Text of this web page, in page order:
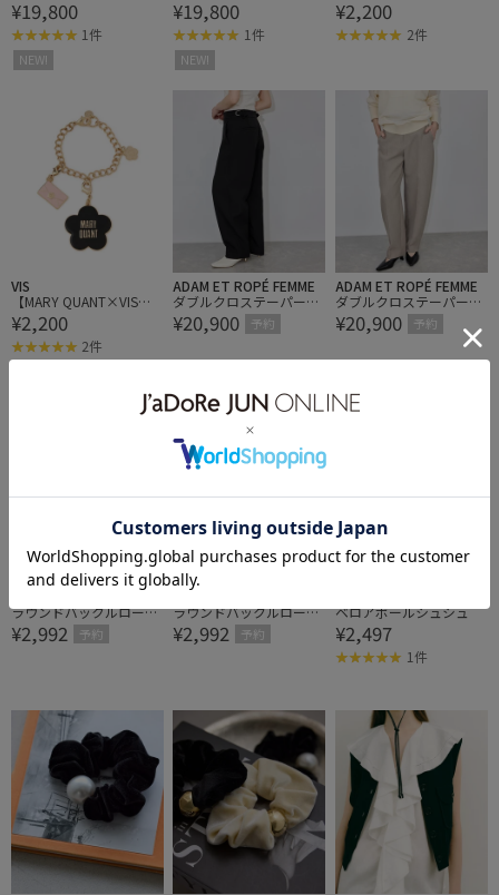
ブシャツジャケット
¥19,800
1件
NEW!
ブシャツジャケット
¥19,800
1件
NEW!
デイジーアソートチャー
ム
¥2,200
2件
VIS
【MARY QUANT×VIS】
デイジーアソートチャー
ム
¥2,200
2件
ADAM ET ROPÉ FEMME
ダブルクロステーパード
パンツ
¥20,900 予約
ADAM ET ROPÉ FEMME
ダブルクロステーパード
パンツ
¥20,900 予約
ROPÉ PICNIC PASSAGE
ラウンドバックルロープ
ベルト
¥2,992 予約
ROPÉ PICNIC PASSAGE
ラウンドバックルロープ
ベルト
¥2,992 予約
ベロアボールシュシュ
¥2,497
1件